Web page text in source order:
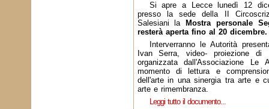
Si apre a Lecce lunedì 12
presso la sede della II
Salesiani la
Mostra personale
resterà aperta fino al 20 dicembre.
Interverranno le Autorità
Ivan Serra, video- proiezione di
organizzata dall'Associazione
momento di lettura e
dell'arte in una sinergia tra arte e
arte e rimembranza.
Leggi tutto il documento...